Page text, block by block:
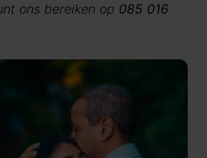
ons bereiken op 085 016